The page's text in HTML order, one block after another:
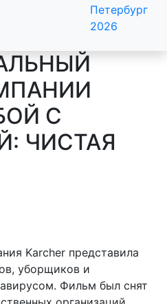
Петербург
2026
С
ЧИСТАЯ
Karcher представила
уборщиков и
Фильм был снят